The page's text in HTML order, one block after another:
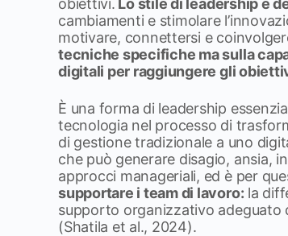
obiettivi. Lo stile di leadership è
cambiamenti e stimolare
motivare, connettersi e
tecniche specifiche ma sulla
digitali per raggiungere gli
È una forma di leadership
tecnologia nel processo di
di gestione tradizionale a uno
che può generare disagio, ansia,
approcci manageriali, ed è per
supportare i team di lavoro: la
supporto organizzativo adeguato
(Shatila et al., 2024).